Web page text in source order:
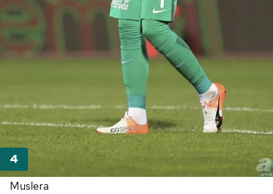
Muslera